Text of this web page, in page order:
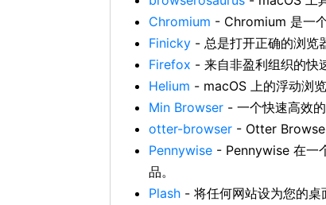
Chromium - Chromium 是一
Finicky - 总是打开正确的浏览
Firefox - 来自非盈利组织的快
Helium - macOS 上的浮动浏览
Min Browser - 一个快速高效
otter-browser - Otter
Pennywise - Pennywise 在一
品。
Plash - 将任何网站设为您的桌